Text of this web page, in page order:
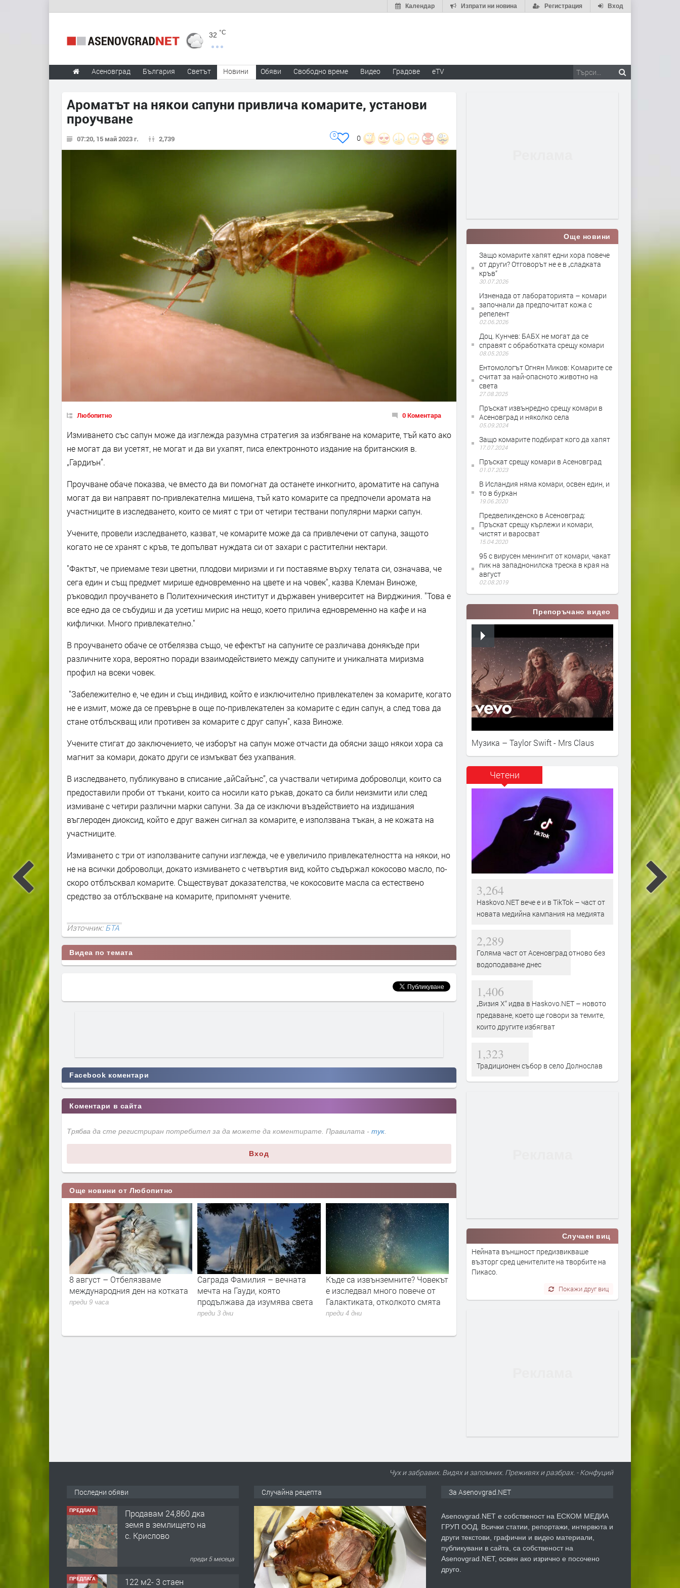
Вход
Регистрация
Изпрати ни новина
Календар
32 °C
Асеновград България Светът Новини Обяви Свободно време Видео Градове eTV
Ароматът на някои сапуни привлича комарите, установи
проучване
07:20, 15 май 2023 г. 2,739 0
0
Любопитно 0 Коментара
Измиването със сапун може да изглежда разумна стратегия за избягване на комарите, тъй като ако
не могат да ви усетят, не могат и да ви ухапят, писа електронното издание на британския в.
„Гардиън”.
Проучване обаче показва, че вместо да ви помогнат да останете инкогнито, ароматите на сапуна
могат да ви направят по-привлекателна мишена, тъй като комарите са предпочели аромата на
участниците в изследването, които се мият с три от четири тествани популярни марки сапун.
Учените, провели изследването, казват, че комарите може да са привлечени от сапуна, защото
когато не се хранят с кръв, те допълват нуждата си от захари с растителни нектари.
"Фактът, че приемаме тези цветни, плодови миризми и ги поставяме върху телата си, означава, че
сега един и същ предмет мирише едновременно на цвете и на човек", казва Клеман Виноже,
ръководил проучването в Политехническия институт и държавен университет на Вирджиния. "Това е
все едно да се събудиш и да усетиш мирис на нещо, което прилича едновременно на кафе и на
кифлички. Много привлекателно."
В проучването обаче се отбелязва също, че ефектът на сапуните се различава донякъде при
различните хора, вероятно поради взаимодействието между сапуните и уникалната миризма
профил на всеки човек.
"Забележително е, че един и същ индивид, който е изключително привлекателен за комарите, когато
не е измит, може да се превърне в още по-привлекателен за комарите с един сапун, а след това да
стане отблъскващ или противен за комарите с друг сапун", каза Виноже.
Учените стигат до заключението, че изборът на сапун може отчасти да обясни защо някои хора са
магнит за комари, докато други се измъкват без ухапвания.
В изследването, публикувано в списание „айСайънс”, са участвали четирима доброволци, които са
предоставили проби от тъкани, които са носили като ръкав, докато са били неизмити или след
измиване с четири различни марки сапуни. За да се изключи въздействието на издишания
въглероден диоксид, който е друг важен сигнал за комарите, е използвана тъкан, а не кожата на
участниците.
Измиването с три от използваните сапуни изглежда, че е увеличило привлекателността на някои, но
не на всички доброволци, докато измиването с четвъртия вид, който съдържал кокосово масло, по-
скоро отблъсквал комарите. Съществуват доказателства, че кокосовите масла са естествено
средство за отблъскване на комарите, припомнят учените.
Източник:БТА
Видеа по темата
Facebook коментари
Коментари в сайта
Трябва да сте регистриран потребител за да можете да коментирате. Правилата - тук.
Вход
Още новини от Любопитно
Отговорът не е
8 август – Отбелязваме
международния ден на котката
преди 9 часа
Саграда Фамилия – вечната
мечта на Гауди, която
продължава да изумява света
преди 3 дни
Къде са извънземните? Човекът
е изследвал много повече от
Галактиката, отколкото смята
преди 4 дни
контакт с извънземен разум?
преди 5 дни
Единственото пълно
затъмнение за 2026 г.
и през Европа и малко в
Още новини
Защо комарите хапят едни хора повече
от други? Отговорът не е в „сладката
кръв“
30.07.2026
Изненада от лабораторията – комари
започнали да предпочитат кожа с
репелент
02.06.2026
Доц. Кунчев: БАБХ не могат да се
справят с обработката срещу комари
08.05.2026
Ентомологът Огнян Миков: Комарите се
считат за най-опасното животно на
света
27.08.2025
Пръскат извънредно срещу комари в
Асеновград и няколко села
05.09.2024
Защо комарите подбират кого да хапят
17.07.2024
Пръскат срещу комари в Асеновград
01.07.2023
В Исландия няма комари, освен един, и
то в буркан
19.06.2020
Предвеликденско в Асеновград:
Пръскат срещу кърлежи и комари,
чистят и варосват
15.04.2020
95 с вирусен менингит от комари, чакат
пик на западнонилска треска в края на
август
02.08.2019
Препоръчано видео
Музика – Taylor Swift - Mrs Claus
Четени
3,264
Haskovo.NET вече е и в TikTok – част от
новата медийна кампания на медията
2,289
Голяма част от Асеновград отново без
водоподаване днес
1,406
„Визия Х“ идва в Haskovo.NET – новото
предаване, което ще говори за темите,
които другите избягват
1,323
Традиционен събор в село Долнослав
Случаен виц
Нейната външност предизвикваше
възторг сред ценителите на творбите на
Пикасо.
Покажи друг виц
Чух и забравих. Видях и запомних. Преживях и разбрах. - Конфуций
Последни обяви
ПРЕДЛАГА
Продавам 24,860 дка
земя в землището на
с. Крислово
преди 5 месеца
ПРЕДЛАГА
122 м2- 3 стаен
Случайна рецепта За Asenovgrad.NET
Asenovgrad.NET е собственост на ЕСКОМ МЕДИА
ГРУП ООД. Всички статии, репортажи, интервюта и
други текстови, графични и видео материали,
публикувани в сайта, са собственост на
Asenovgrad.NET, освен ако изрично е посочено
друго.